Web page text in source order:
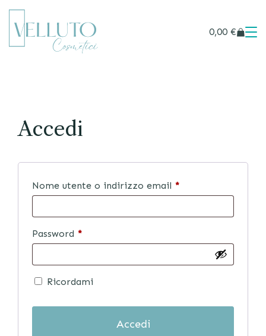
0,00 €
Accedi
Nome utente o indirizzo email *
Password *
Ricordami
Accedi